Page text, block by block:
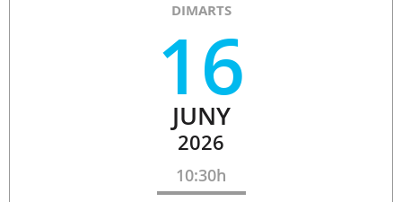
DIMARTS
16
JUNY
2026
10:30h